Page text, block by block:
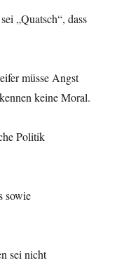
„Quatsch“, dass
müsse Angst
keine Moral.
Politik
sowie
sei nicht